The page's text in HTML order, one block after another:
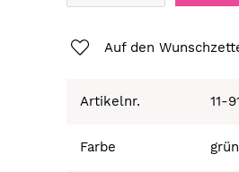
Auf den
Artikelnr. 11-
Farbe grün